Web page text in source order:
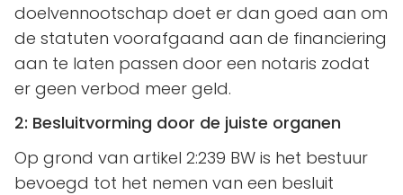
doelvennootschap doet er dan goed aan om
de statuten voorafgaand aan de financiering
aan te laten passen door een notaris zodat
er geen verbod meer geld.
2: Besluitvorming door de juiste organen
Op grond van artikel 2:239 BW is het bestuur
bevoegd tot het nemen van een besluit